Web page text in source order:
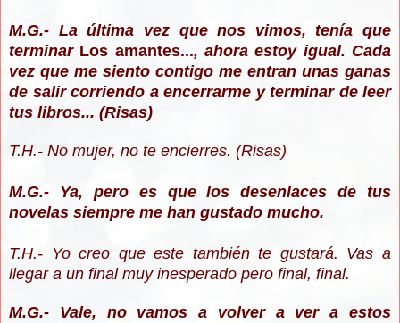
M.G.- La última vez que nos vimos, tenía que
terminar Los amantes..., ahora estoy igual. Cada
vez que me siento contigo me entran unas ganas
de salir corriendo a encerrarme y terminar de leer
tus libros... (Risas)
T.H.- No mujer, no te encierres. (Risas)
M.G.- Ya, pero es que los desenlaces de tus
novelas siempre me han gustado mucho.
T.H.- Yo creo que este también te gustará. Vas a
llegar a un final muy inesperado pero final, final.
M.G.- Vale, no vamos a volver a ver a estos